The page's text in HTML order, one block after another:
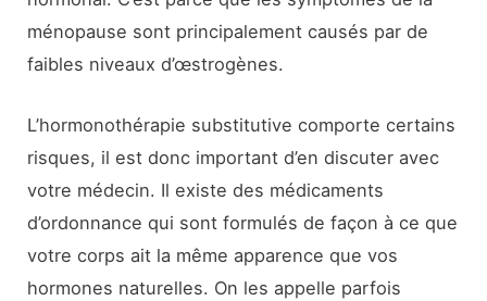
ménopause sont principalement causés par de
faibles niveaux d’œstrogènes.
L’hormonothérapie substitutive comporte certains
risques, il est donc important d’en discuter avec
votre médecin. Il existe des médicaments
d’ordonnance qui sont formulés de façon à ce que
votre corps ait la même apparence que vos
hormones naturelles. On les appelle parfois